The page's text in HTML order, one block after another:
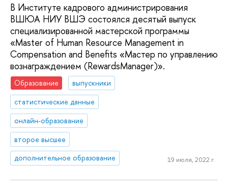
В Институте кадрового администрирования
ВШЮА НИУ ВШЭ состоялся десятый выпуск
специализированной мастерской программы
«Master of Human Resource Management in
Compensation and Benefits «Мастер по управлению
вознаграждением (RewardsManager)».
Образование
выпускники
статистические данные
онлайн-образование
второе высшее
дополнительное образование
19 июля, 2022 г.